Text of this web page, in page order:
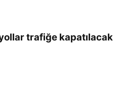
trafiğe kapatılacak